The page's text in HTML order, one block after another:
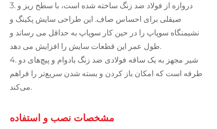
3. دروازه از فولاد ضد زنگ ساخته شده است، با سطح ریز و
صیقلی برای احساس صاف. این طراحی سایش پکینگ و
نشیمنگاه سوپاپ را در حین کار سوپاپ به حداقل می رساند و
طول عمر این قطعات سایش را افزایش می دهد.
4. شیر مجهز به یک ساقه فولادی ضد زنگ بادوام و پیچ‌های دو
طرفه است که امکان باز کردن و بسته شدن سریع‌تر را فراهم
می‌کند.
مشخصات نصب و استفاده